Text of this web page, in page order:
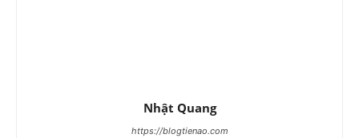
Nhật Quang
https://blogtienao.com